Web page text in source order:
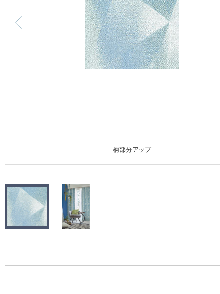
カーテン
モデルハウス
新築戸建・マンション
#リリカラのある暮らし
柄部分アップ